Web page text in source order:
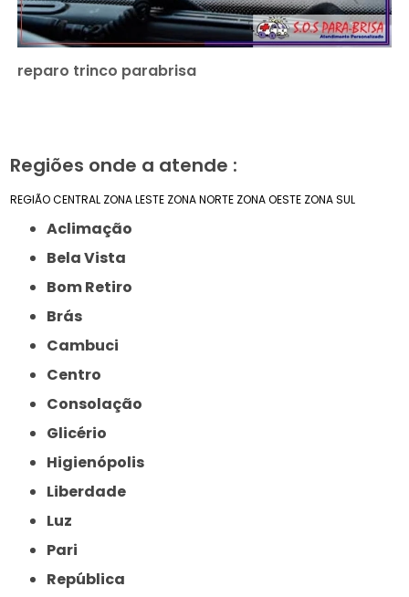
reparo trinco parabrisa
Regiões onde a atende :
REGIÃO CENTRAL ZONA LESTE ZONA NORTE ZONA OESTE ZONA SUL
Aclimação
Bela Vista
Bom Retiro
Brás
Cambuci
Centro
Consolação
Glicério
Higienópolis
Liberdade
Luz
Pari
República